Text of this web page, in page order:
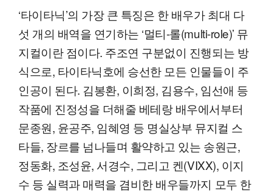
‘타이타닉’의 가장 큰 특징은 한 배우가 최대 다
섯 개의 배역을 연기하는 ‘멀티-롤(multi-role)’ 뮤
지컬이란 점이다. 주조연 구분없이 진행되는 방
식으로, 타이타닉호에 승선한 모든 인물들이 주
인공이 된다. 김봉환, 이희정, 김용수, 임선애 등
작품에 진정성을 더해줄 베테랑 배우에서부터
문종원, 윤공주, 임혜영 등 명실상부 뮤지컬 스
타들, 장르를 넘나들며 활약하고 있는 송원근,
정동화, 조성윤, 서경수, 그리고 켄(VIXX), 이지
수 등 실력과 매력을 겸비한 배우들까지 모두 한